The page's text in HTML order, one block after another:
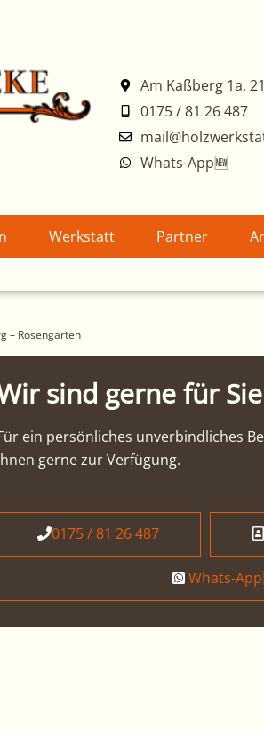
Am Kaßberg 1a,
0175 / 81 26 487
Whats-App🆕
Werkstatt Partner
– Rosengarten
sind gerne für
ein persönliches unverbindliches
gerne zur Verfügung.
0175 / 81 26 487
Whats-